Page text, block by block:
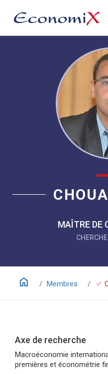
MAÎTRE DE
home Membres check
Axe de recherche
Macroéconomie
premières et économétrie